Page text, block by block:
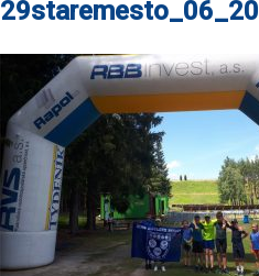
29staremesto_06_20